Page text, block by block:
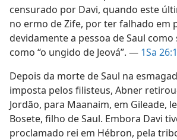
censurado por Davi, quando este
no ermo de Zife, por ter falhado em
devidamente a pessoa de Saul
como “o ungido de Jeová”. — 1Sa
Depois da morte de Saul na
imposta pelos filisteus, Abner
Jordão, para Maanaim, em Gileade,
Bosete, filho de Saul. Embora Davi
proclamado rei em Hébron, pela